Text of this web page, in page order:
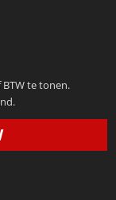
te tonen.